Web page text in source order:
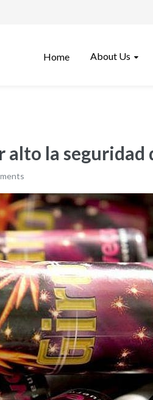
Home About Us
alto la